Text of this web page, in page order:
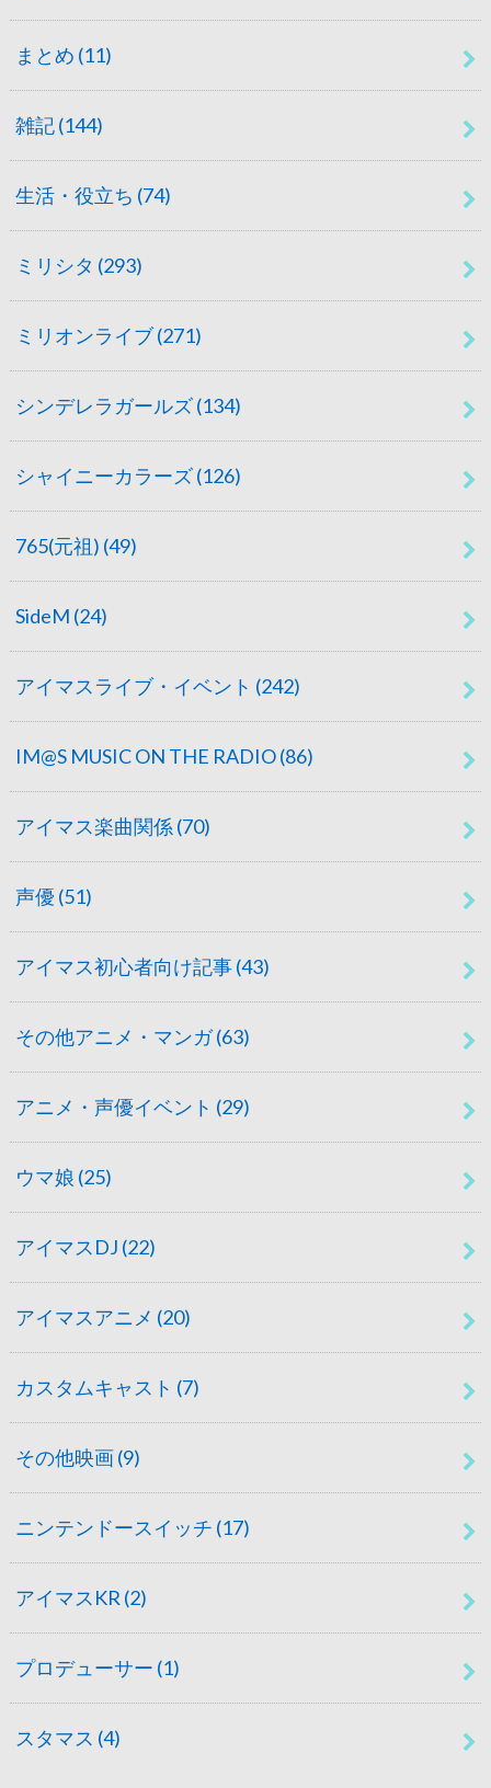
まとめ (11)
雑記(144)
生活・役立ち (74)
ミリシタ (293)
ミリオンライブ(271)
シンデレラガールズ(134)
シャイニーカラーズ(126)
765(元祖) (49)
SideM (24)
アイマスライブ・イベント (242)
IM@S MUSIC ON THE RADIO(86)
アイマス楽曲関係 (70)
声優 (51)
アイマス初心者向け記事(43)
その他アニメ・マンガ(63)
アニメ・声優イベント (29)
ウマ娘 (25)
アイマスDJ (22)
アイマスアニメ (20)
カスタムキャスト (7)
その他映画(9)
ニンテンドースイッチ (17)
アイマスKR(2)
プロデューサー (1)
スタマス (4)